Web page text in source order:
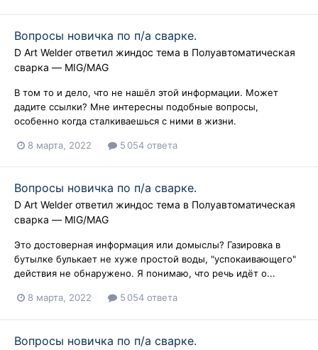
Вопросы новичка по п/а сварке.
D Art Welder ответил жиндос тема в Полуавтоматическая
сварка — MIG/MAG
В том то и дело, что не нашёл этой информации. Может
дадите ссылки? Мне интересны подобные вопросы,
особенно когда сталкиваешься с ними в жизни.
8 марта, 2022 5 054 ответа
Вопросы новичка по п/а сварке.
D Art Welder ответил жиндос тема в Полуавтоматическая
сварка — MIG/MAG
Это достоверная информация или домыслы? Газировка в
бутылке булькает не хуже простой воды, "успокаивающего"
действия не обнаружено. Я понимаю, что речь идёт о...
8 марта, 2022 5 054 ответа
Вопросы новичка по п/а сварке.